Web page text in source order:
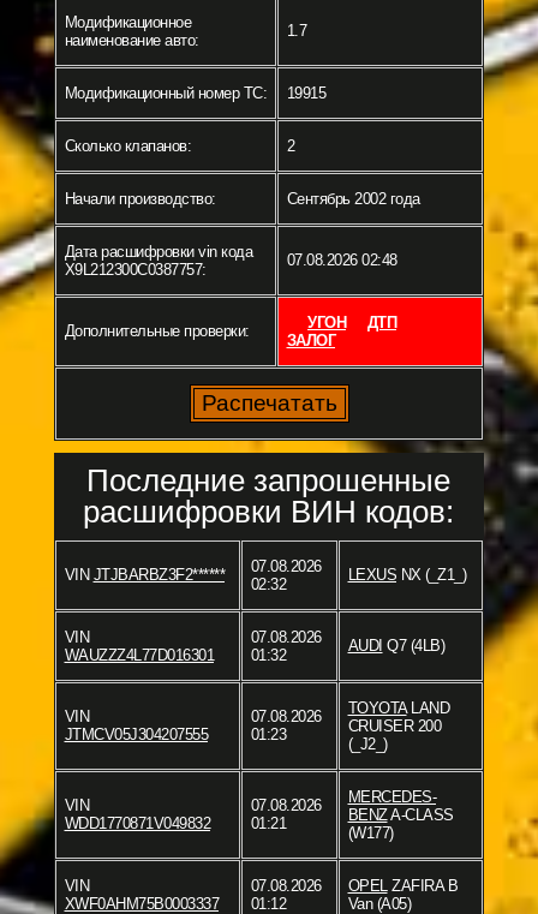
Модификационное
наименование авто:
1.7
Модификационный номер ТС: 19915
Сколько клапанов: 2
Начали производство: Сентябрь 2002 года
Дата расшифровки vin кода
X9L212300C0387757:
07.08.2026 02:48
Дополнительные проверки: УГОН
ДТП
ЗАЛОГ
Последние запрошенные
расшифровки ВИН кодов:
VIN JTJBARBZ3F2******
07.08.2026
02:32
LEXUS NX (_Z1_)
VIN
WAUZZZ4L77D016301
07.08.2026
01:32
AUDI Q7 (4LB)
VIN
JTMCV05J304207555
07.08.2026
01:23
TOYOTALAND
CRUISER 200
(_J2_)
VIN
WDD1770871V049832
07.08.2026
01:21
MERCEDES-
BENZA-CLASS
(W177)
VIN
XWF0AHM75B0003337
07.08.2026
01:12
OPELZAFIRA B
Van (A05)